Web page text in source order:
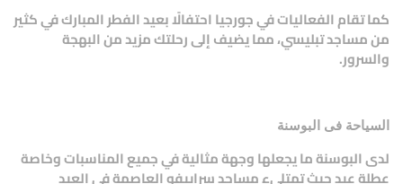
كما تقام الفعاليات في جورجيا احتفالًا بعيد الفطر المبارك في كثير
من مساجد تبليسي، مما يضيف إلى رحلتك مزيد من البهجة
والسرور.
السياحة فى البوسنة
لدى البوسنة ما يجعلها وجهة مثالية في جميع المناسبات وخاصة
عطلة عيد حيث تمتليء مساجد سراييفو العاصمة في العيد